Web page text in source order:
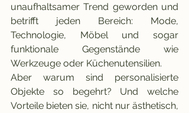
unaufhaltsamer Trend geworden und
betrifft jeden Bereich: Mode,
Technologie, Möbel und sogar
funktionale Gegenstände wie
Werkzeuge oder Küchenutensilien.
Aber warum sind personalisierte
Objekte so begehrt? Und welche
Vorteile bieten sie, nicht nur ästhetisch,